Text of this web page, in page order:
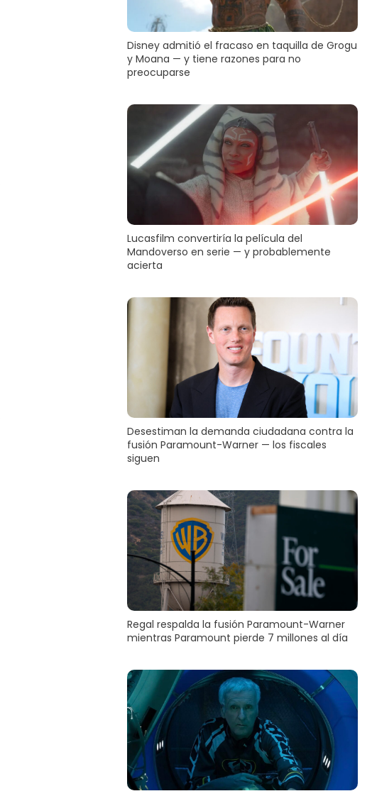
Disney admitió el fracaso en taquilla de Grogu
y Moana — y tiene razones para no
preocuparse
Lucasfilm convertiría la película del
Mandoverso en serie — y probablemente
acierta
Desestiman la demanda ciudadana contra la
fusión Paramount-Warner — los fiscales
siguen
Regal respalda la fusión Paramount-Warner
mientras Paramount pierde 7 millones al día